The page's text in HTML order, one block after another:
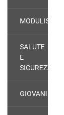
MODULISTICA
SALUTE
E
SICUREZZA
GIOVANI